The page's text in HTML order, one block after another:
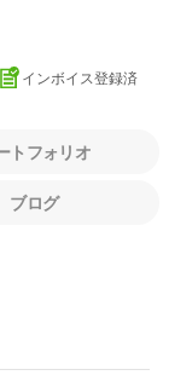
インボイス登録済
トフォリオ
ブログ